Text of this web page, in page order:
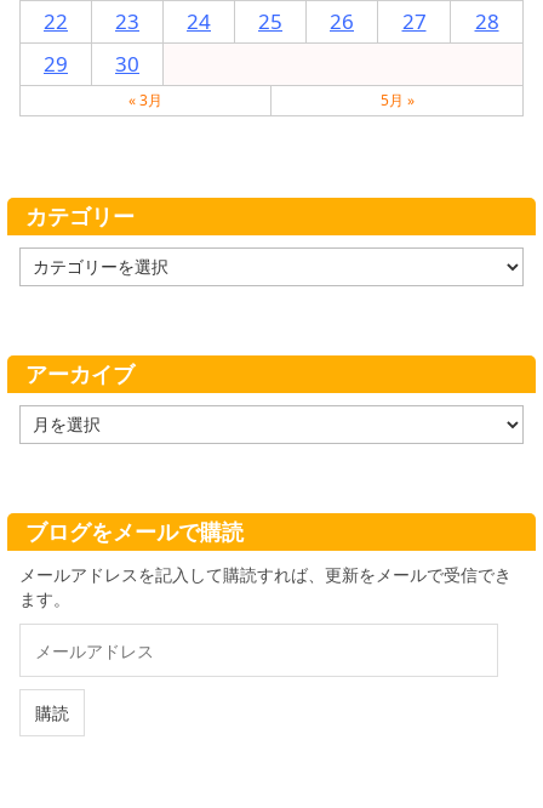
22
23 24 25 26 27
28
29
30
« 3月 5月 »
カテゴリー
テ
ー
アーカイブ
ー
ブ
ブログをメールで購読
メールアドレスを記入して購読すれば、更新をメールで受信でき
ます。
ル
ド
購読